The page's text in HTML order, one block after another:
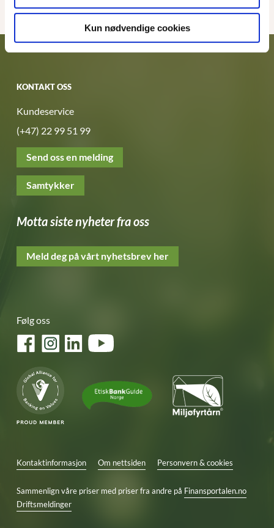
Kun nødvendige cookies
Artikler i denne utgaven
KONTAKT OSS
Kundeservice
(+47) 22 99 51 99
Send oss en melding
Samtykker
Motta siste nyheter fra oss
Meld deg på vårt nyhetsbrev her
Følg oss
FacebookInstagramLinkedInYouTube
Kontaktinformasjon Om nettsiden Personvern & cookies
Sammenlign våre priser med priser fra andre på Finansportalen.no
Driftsmeldinger